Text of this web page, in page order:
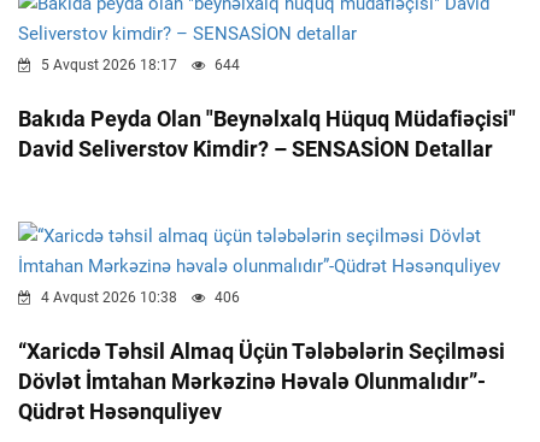
5 Avqust 2026 18:17 644
Bakıda Peyda Olan "beynəlxalq Hüquq Müdafiəçisi"
David Seliverstov Kimdir? – SENSASİON Detallar
4 Avqust 2026 10:38 406
“Xaricdə Təhsil Almaq Üçün Tələbələrin Seçilməsi
Dövlət İmtahan Mərkəzinə Həvalə Olunmalıdır”-
Qüdrət Həsənquliyev